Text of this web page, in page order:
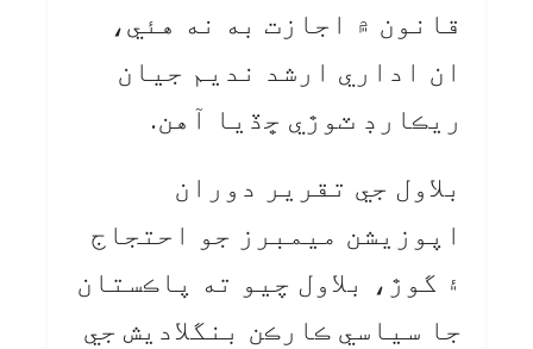
قانون ۾ اجازت به نه هئي،
ان اداري ارشد نديم جيان
ريڪارڊ ٽوڙي ڇڏيا آهن.
بلاول جي تقرير دوران
اپوزيشن ميمبرز جو احتجاج
۽ گوڙ، بلاول چيو ته پاڪستان
جا سياسي ڪارڪن بنگلاديش جي